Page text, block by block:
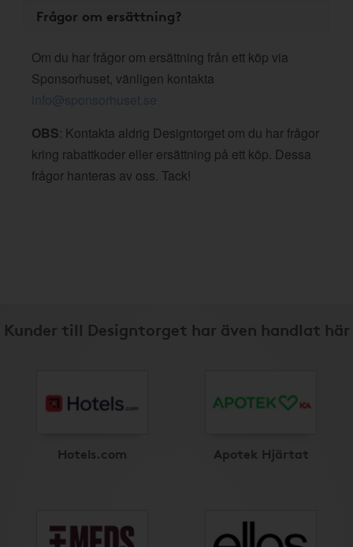
Frågor om ersättning?
Om du har frågor om ersättning från ett köp via
Sponsorhuset, vänligen kontakta
info@sponsorhuset.se
OBS: Kontakta aldrig Designtorget om du har frågor
kring rabattkoder eller ersättning på ett köp. Dessa
frågor hanteras av oss. Tack!
Kunder till Designtorget har även handlat här
Hotels.com Apotek Hjärtat